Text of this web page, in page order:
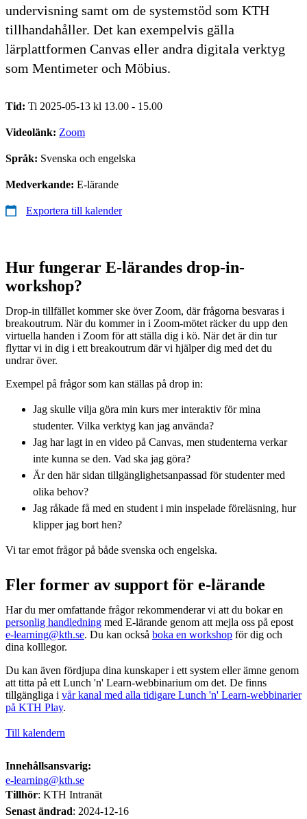
undervisning samt om de systemstöd som KTH
tillhandahåller. Det kan exempelvis gälla
lärplattformen Canvas eller andra digitala verktyg
som Mentimeter och Möbius.
Tid: Ti 2025-05-13 kl 13.00 - 15.00
Videolänk: Zoom
Språk: Svenska och engelska
Medverkande: E-lärande
Exportera till kalender
Hur fungerar E-lärandes drop-in-
workshop?
Drop-in tillfället kommer ske över Zoom, där frågorna besvaras i
breakoutrum. När du kommer in i Zoom-mötet räcker du upp den
virtuella handen i Zoom för att ställa dig i kö. När det är din tur
flyttar vi in dig i ett breakoutrum där vi hjälper dig med det du
undrar över.
Exempel på frågor som kan ställas på drop in:
Jag skulle vilja göra min kurs mer interaktiv för mina
studenter. Vilka verktyg kan jag använda?
Jag har lagt in en video på Canvas, men studenterna verkar
inte kunna se den. Vad ska jag göra?
Är den här sidan tillgänglighetsanpassad för studenter med
olika behov?
Jag råkade få med en student i min inspelade föreläsning, hur
klipper jag bort hen?
Vi tar emot frågor på både svenska och engelska.
Fler former av support för e-lärande
Har du mer omfattande frågor rekommenderar vi att du bokar en
personlig handledning med E-lärande genom att mejla oss på epost
e-learning@kth.se. Du kan också boka en workshop för dig och
dina kolllegor.
Du kan även fördjupa dina kunskaper i ett system eller ämne genom
att titta på ett Lunch 'n' Learn-webbinarium om det. De finns
tillgängliga i vår kanal med alla tidigare Lunch 'n' Learn-webbinarier
på KTH Play.
Till kalendern
Innehållsansvarig:
e-learning@kth.se
Tillhör: KTH Intranät
Senast ändrad: 2024-12-16